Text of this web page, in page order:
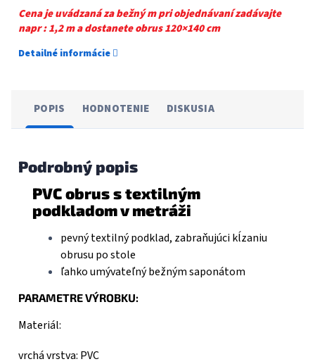
Cena je uvádzaná za bežný m pri objednávaní zadávajte
napr : 1,2 m a dostanete obrus 120×140 cm
Detailné informácie
POPIS HODNOTENIE DISKUSIA
Podrobný popis
PVC obrus s textilným
podkladom v metráži
pevný textilný podklad, zabraňujúci kĺzaniu
obrusu po stole
ľahko umývateľný bežným saponátom
PARAMETRE VÝROBKU:
Materiál:
vrchá vrstva: PVC